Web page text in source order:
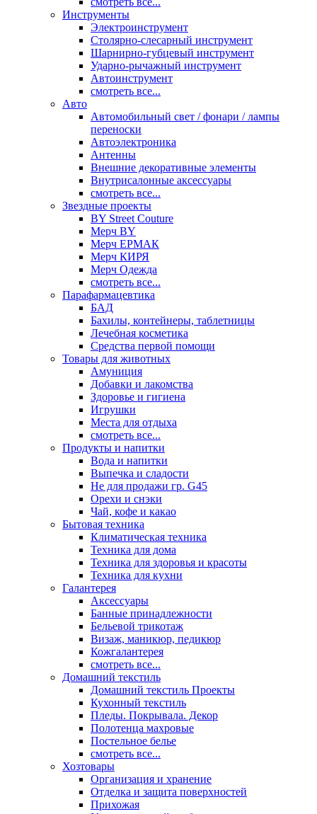
Инструменты
Электроинструмент
Столярно-слесарный инструмент
Шарнирно-губцевый инструмент
Ударно-рычажный инструмент
Автоинструмент
смотреть все...
Авто
Автомобильный свет / фонари / лампы
переноски
Автоэлектроника
Антенны
Внешние декоративные элементы
Внутрисалонные аксессуары
смотреть все...
Звездные проекты
BY Street Couture
Мерч BY
Мерч ЕРМАК
Мерч КИРЯ
Мерч Одежда
смотреть все...
Парафармацевтика
БАД
Бахилы, контейнеры, таблетницы
Лечебная косметика
Средства первой помощи
Товары для животных
Амуниция
Добавки и лакомства
Здоровье и гигиена
Игрушки
Места для отдыха
смотреть все...
Продукты и напитки
Вода и напитки
Выпечка и сладости
Не для продажи гр. G45
Орехи и снэки
Чай, кофе и какао
Бытовая техника
Климатическая техника
Техника для дома
Техника для здоровья и красоты
Техника для кухни
Галантерея
Аксессуары
Банные принадлежности
Бельевой трикотаж
Визаж, маникюр, педикюр
Кожгалантерея
смотреть все...
Домашний текстиль
Домашний текстиль Проекты
Кухонный текстиль
Пледы. Покрывала. Декор
Полотенца махровые
Постельное белье
смотреть все...
Хозтовары
Организация и хранение
Отделка и защита поверхностей
Прихожая